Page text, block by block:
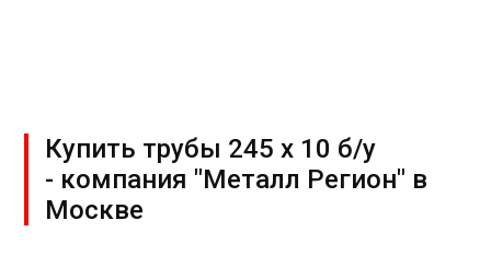
Купить трубы 245 х 10 б/у
- компания "Металл Регион" в
Москве